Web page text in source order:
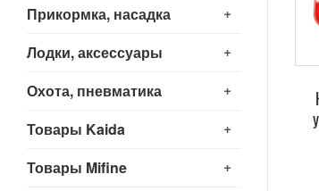
+
Прикормка, насадка
+
Лодки, аксессуары
+
Охота, пневматика
+
Товары Kaida
+
Товары Mifine